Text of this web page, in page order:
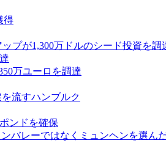
得
プが1,300万ドルのシード投資を調
万ユーロを調達
流すハンブルク
ンドを確保
バレーではなくミュンヘンを選ん